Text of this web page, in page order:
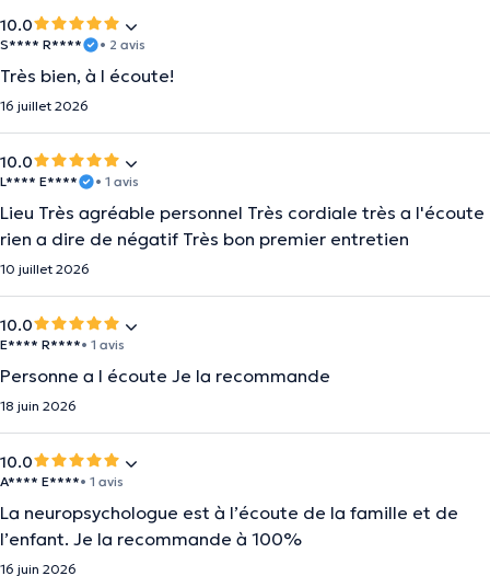
10.0
S**** R**** • 2 avis
Très bien, à l écoute!
16 juillet 2026
10.0
L**** E**** • 1 avis
Lieu Très agréable personnel Très cordiale très a l'écoute
rien a dire de négatif Très bon premier entretien
10 juillet 2026
10.0
E**** R****• 1 avis
Personne a l écoute Je la recommande
18 juin 2026
10.0
A**** E****• 1 avis
La neuropsychologue est à l’écoute de la famille et de
l’enfant. Je la recommande à 100%
16 juin 2026